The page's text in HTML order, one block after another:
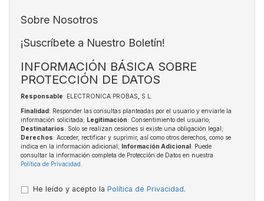
Sobre Nosotros
¡Suscríbete a Nuestro Boletín!
INFORMACIÓN BÁSICA SOBRE
PROTECCIÓN DE DATOS
Responsable: ELECTRONICA PROBAS, S.L.
Finalidad: Responder las consultas planteadas por el usuario y enviarle la
información solicitada; Legitimación: Consentimiento del usuario;
Destinatarios: Solo se realizan cesiones si existe una obligación legal;
Derechos: Acceder, rectificar y suprimir, así como otros derechos, como se
indica en la información adicional; Información Adicional: Puede
consultar la información completa de Protección de Datos en nuestra
Política de Privacidad
He leído y acepto la Política de Privacidad.